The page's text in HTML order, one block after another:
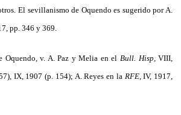
El sevillanismo de Oquendo es sugerido por A.
pp. 346 y 369.
Oquendo, v. A. Paz y Melia en el Bull. Hisp,VIII,
IX, 1907 (p. 154); A. Reyes en la RFE,IV, 1917,